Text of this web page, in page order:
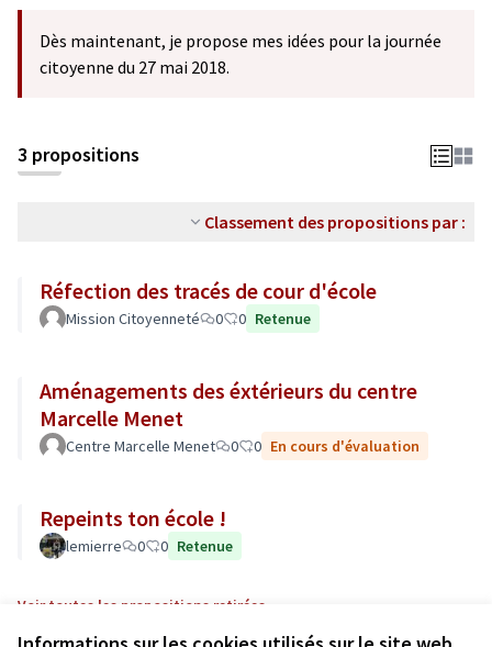
Dès maintenant, je propose mes idées pour la journée
citoyenne du 27 mai 2018.
3 propositions
Classement des propositions par :
Réfection des tracés de cour d'école
Mission Citoyenneté 0 0 Retenue
Aménagements des éxtérieurs du centre
Marcelle Menet
Centre Marcelle Menet 0 0 En cours d'évaluation
Repeints ton école !
lemierre 0 0 Retenue
Voir toutes les propositions retirées